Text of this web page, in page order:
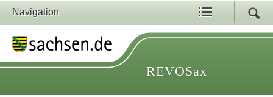
Navigation
REVOSax